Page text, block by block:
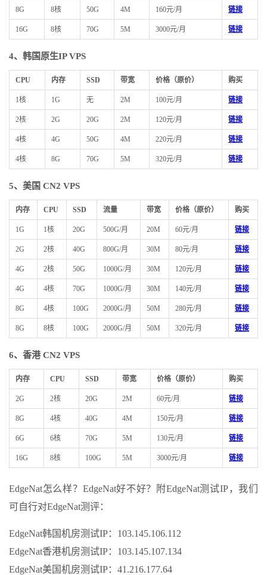
8G 8核 50G 4M 160元/月 链接
16G 8核 70G 5M 3000元/月 链接
4、 韩国原生IP VPS
CPU 内存 SSD 带宽 价格（原价） 购买
1核 1G 无 2M 100元/月 链接
2核 2G 20G 2M 120元/月 链接
4核 4G 50G 4M 220元/月 链接
4核 8G 70G 5M 320元/月 链接
5、美国 CN2 VPS
内存 CPU SSD 流量 带宽 价格（原价） 购买
1G 1核 20G 500G/月 20M 60元/月 链接
2G 2核 40G 800G/月 30M 80元/月 链接
4G 2核 50G 1000G/月 30M 120元/月 链接
4G 4核 70G 1000G/月 30M 140元/月 链接
8G 4核 100G 2000G/月 50M 280元/月 链接
8G 8核 100G 2000G/月 50M 320元/月 链接
6、香港 CN2 VPS
内存 CPU SSD 带宽 价格（原价） 购买
2G 2核 20G 2M 60元/月 链接
8G 4核 40G 4M 150元/月 链接
6G 6核 70G 5M 130元/月 链接
16G 8核 100G 5M 3000元/月 链接
EdgeNat怎么样？EdgeNat好不好？附EdgeNat测试IP，我们
可自行对EdgeNat测评：
EdgeNat韩国机房测试IP：103.145.106.112
EdgeNat香港机房测试IP：103.145.107.134
EdgeNat美国机房测试IP：41.216.177.64